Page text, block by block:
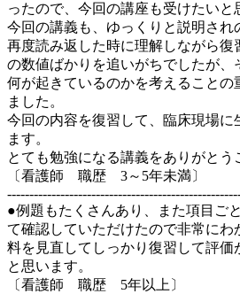
ったので、今回の講座も受けたいと
今回の講義も、ゆっくりと説明され
再度読み返した時に理解しながら復
の数値ばかりを追いがちでしたが、
何が起きているのかを考えることの
ました。
今回の内容を復習して、臨床現場に
ます。
とても勉強になる講義をありがとう
〔看護師 職歴 3～5年未満〕
●例題もたくさんあり、また項目ご
て確認していただけたので非常にわ
料を見直してしっかり復習して評価
と思います。
〔看護師 職歴 5年以上〕